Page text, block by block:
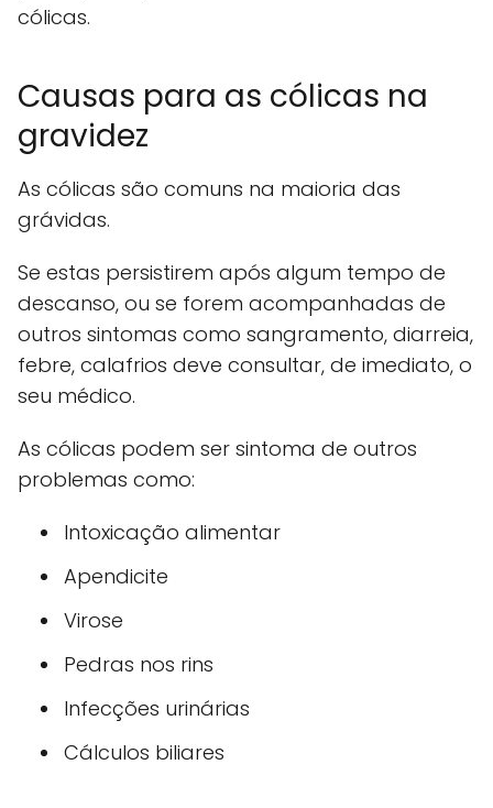
cólicas.
Causas para as cólicas na
gravidez
As cólicas são comuns na maioria das
grávidas.
Se estas persistirem após algum tempo de
descanso, ou se forem acompanhadas de
outros sintomas como sangramento, diarreia,
febre, calafrios deve consultar, de imediato, o
seu médico.
As cólicas podem ser sintoma de outros
problemas como:
Intoxicação alimentar
Apendicite
Virose
Pedras nos rins
Infecções urinárias
Cálculos biliares